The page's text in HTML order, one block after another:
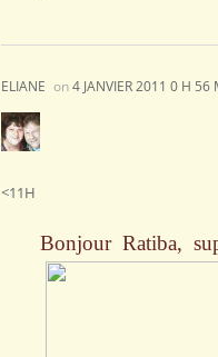
ELIANE on4 JANVIER 2011 0 H 56
<11H
Bonjour Ratiba,